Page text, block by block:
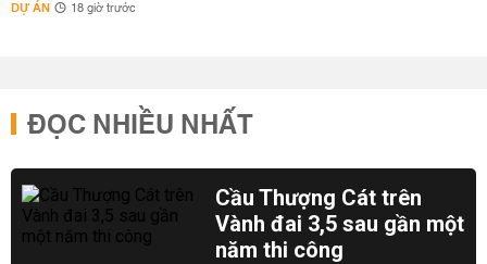
DỰ ÁN 18 giờ trước
ĐỌC NHIỀU NHẤT
Cầu Thượng Cát trên
Vành đai 3,5 sau gần một
năm thi công